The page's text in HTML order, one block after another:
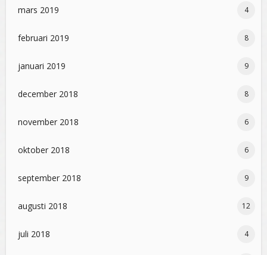
mars 2019 4
februari 2019 8
januari 2019 9
december 2018 8
november 2018 6
oktober 2018 6
september 2018 9
augusti 2018 12
juli 2018 4